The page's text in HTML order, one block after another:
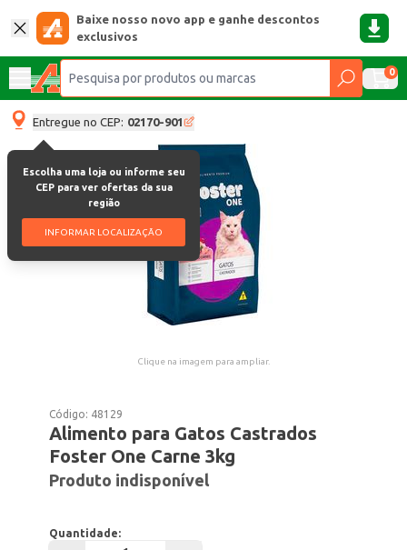
Baixe nosso novo app e ganhe descontos
exclusivos
0
Entregue no CEP: 02170-901
Escolha uma loja ou informe seu
CEP para ver ofertas da sua
região
INFORMAR LOCALIZAÇÃO
Clique na imagem para ampliar.
Código: 48129
Alimento para Gatos Castrados
Foster One Carne 3kg
Produto indisponível
Quantidade: